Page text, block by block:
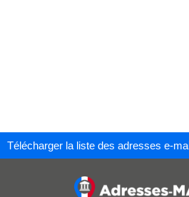
Télécharger la liste des adresses e-